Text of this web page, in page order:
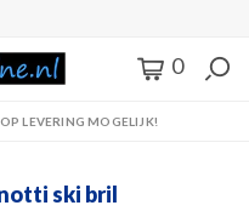
0
LEVERING MOGELIJK!
ski bril